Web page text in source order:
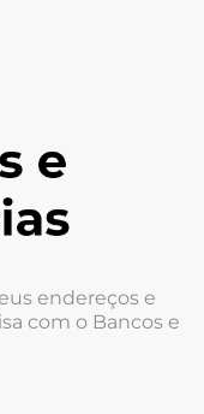
endereços e
com o Bancos e